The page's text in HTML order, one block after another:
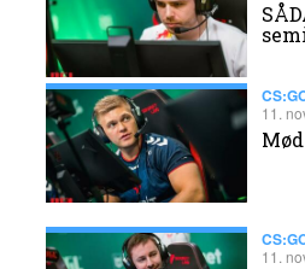
11.
11.